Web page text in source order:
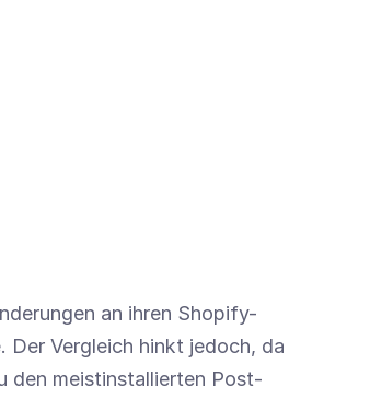
an ihren Shopify-
Der Vergleich hinkt jedoch, da
den meistinstallierten Post-